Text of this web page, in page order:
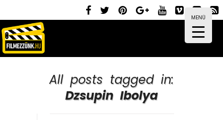
MENÜ
All posts tagged in:
Dzsupin Ibolya